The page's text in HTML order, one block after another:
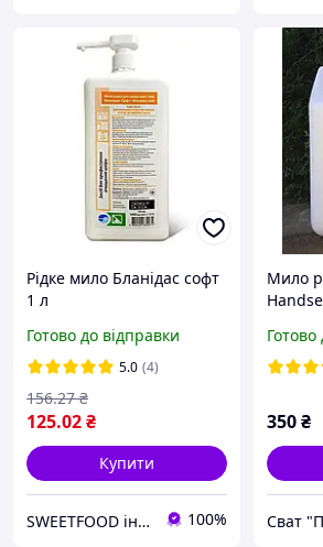
Рідке мило Бланідас софт
1 л
Готово до відправки
5.0 (4)
125.02₴
156.27 ₴
Купити
SWEETFOOD інтернет магазин 100%
Мило
Готово
350₴